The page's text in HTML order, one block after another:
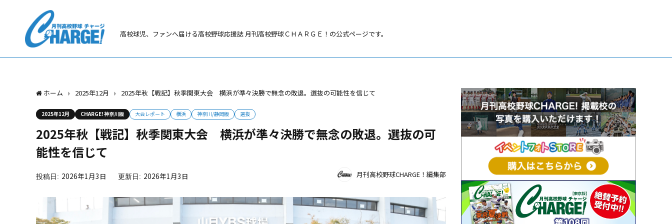
高校球児、ファンへ届ける高校野球応援誌 月刊高校野球ＣＨＡＲＧＥ！の公式ページです。
ホーム 2025年12月 2025年秋【戦記】秋季関東大会 横浜が準々決勝で無念の敗退。選抜の可能性を信じて
2025年12月 CHARGE! 神奈川版 大会レポート 横浜 神奈川/静岡版 選抜
2025年秋【戦記】秋季関東大会 横浜が準々決勝で無念の敗退。選抜の可
能性を信じて
2026年1月3日 2026年1月3日 月刊高校野球CHARGE！編集部